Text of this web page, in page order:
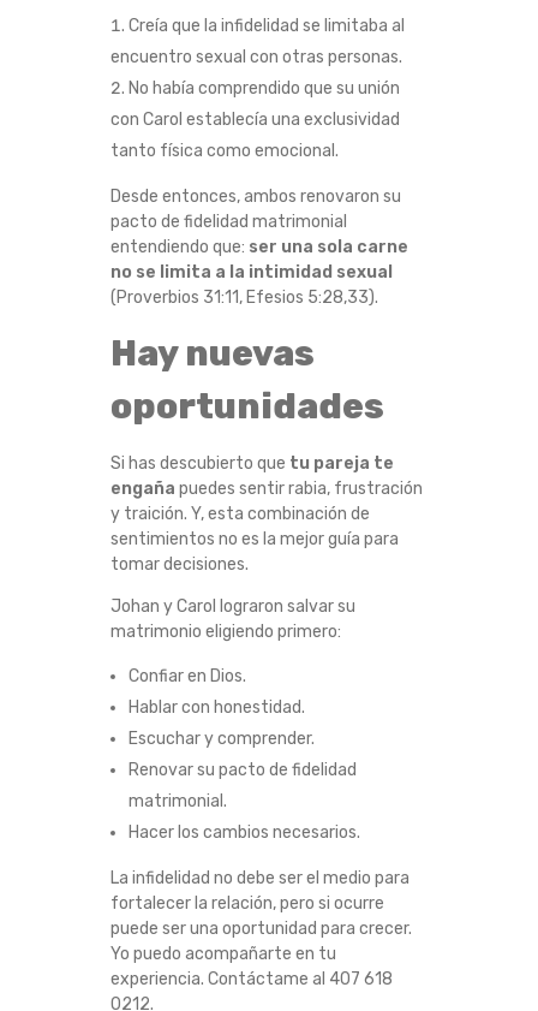
Creía que la infidelidad se limitaba al
encuentro sexual con otras personas.
No había comprendido que su unión
con Carol establecía una exclusividad
tanto física como emocional.
Desde entonces, ambos renovaron su
pacto de fidelidad matrimonial
entendiendo que: ser una sola carne
no se limita a la intimidad sexual
(Proverbios 31:11, Efesios 5:28,33).
Hay nuevas
oportunidades
Si has descubierto que tu pareja te
engaña puedes sentir rabia, frustración
y traición. Y, esta combinación de
sentimientos no es la mejor guía para
tomar decisiones.
Johan y Carol lograron salvar su
matrimonio eligiendo primero:
Confiar en Dios.
Hablar con honestidad.
Escuchar y comprender.
Renovar su pacto de fidelidad
matrimonial.
Hacer los cambios necesarios.
La infidelidad no debe ser el medio para
fortalecer la relación, pero si ocurre
puede ser una oportunidad para crecer.
Yo puedo acompañarte en tu
experiencia. Contáctame al 407 618
0212.